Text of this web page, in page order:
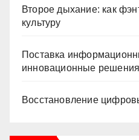
Второе дыхание: как
культуру
Поставка
инновационные решения
Восстановление